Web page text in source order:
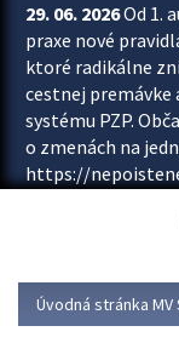
29. 06. 2026Od 1.
praxe nové
ktoré radikálne
cestnej premávke
systému PZP.
o zmenách na
https://
asociácie
Viac
Úvodná stránka MV